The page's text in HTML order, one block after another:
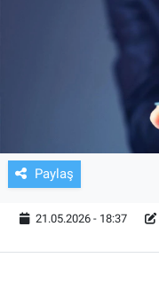
Paylaş
21.05.2026 - 18:37
KÜLTÜR SANAT
ASAYİŞ
EKONOMİ